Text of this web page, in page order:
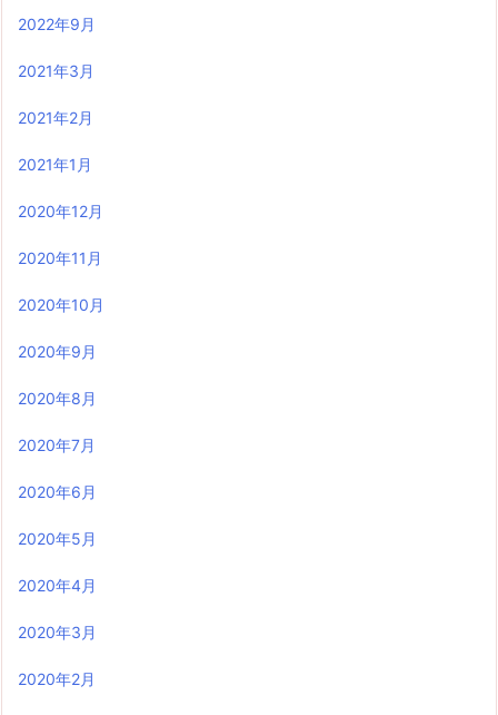
2022年9月
2021年3月
2021年2月
2021年1月
2020年12月
2020年11月
2020年10月
2020年9月
2020年8月
2020年7月
2020年6月
2020年5月
2020年4月
2020年3月
2020年2月